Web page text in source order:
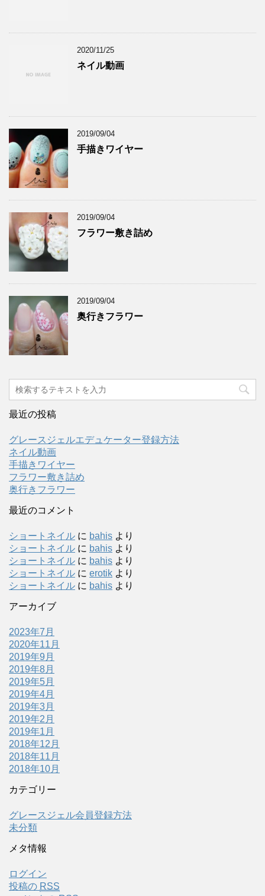
2020/11/25
ネイル動画
2019/09/04
手描きワイヤー
2019/09/04
フラワー敷き詰め
2019/09/04
奥行きフラワー
最近の投稿
グレースジェルエデュケーター登録方法
ネイル動画
手描きワイヤー
フラワー敷き詰め
奥行きフラワー
最近のコメント
ショートネイル に bahis より
ショートネイル に bahis より
ショートネイル に bahis より
ショートネイル に erotik より
ショートネイル に bahis より
アーカイブ
2023年7月
2020年11月
2019年9月
2019年8月
2019年5月
2019年4月
2019年3月
2019年2月
2019年1月
2018年12月
2018年11月
2018年10月
カテゴリー
グレースジェル会員登録方法
未分類
メタ情報
ログイン
投稿の RSS